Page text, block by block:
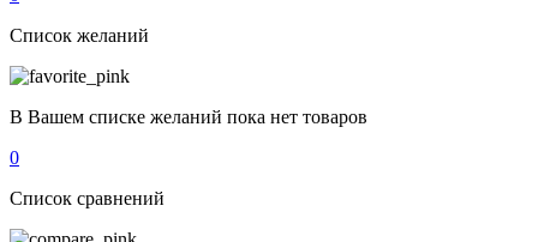
Список желаний
В Вашем списке желаний пока нет товаров
0
Список сравнений